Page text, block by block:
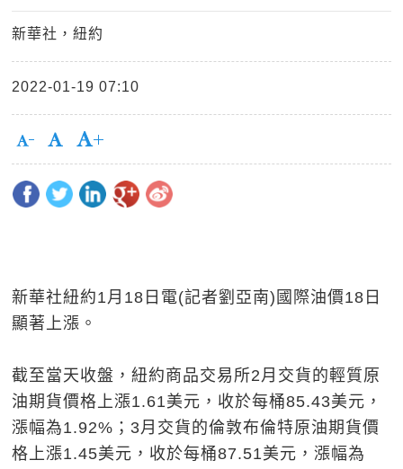
新華社，紐約
2022-01-19 07:10
新華社紐約1月18日電(記者劉亞南)國際油價18日
顯著上漲。
截至當天收盤，紐約商品交易所2月交貨的輕質原
油期貨價格上漲1.61美元，收於每桶85.43美元，
漲幅為1.92%；3月交貨的倫敦布倫特原油期貨價
格上漲1.45美元，收於每桶87.51美元，漲幅為